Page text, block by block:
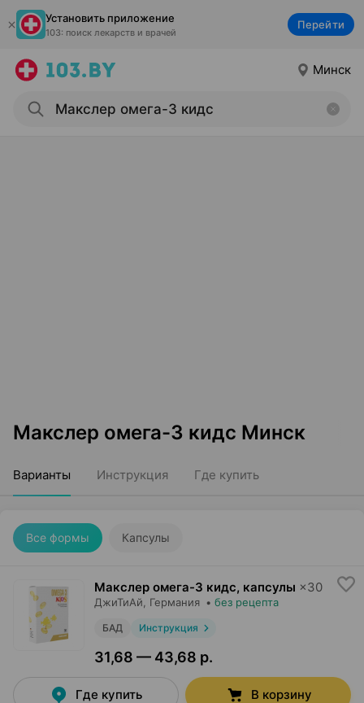
Установить приложение
103: поиск лекарств и врачей
Перейти
Минск
Макслер омега-3 кидс Минск
Варианты Инструкция Где купить
Все формы Капсулы
Макслер омега-3 кидс, капсулы ×30
ДжиТиАй , Германия • без рецепта
БАД Инструкция
31,68 — 43,68 р.
Где купить В корзину